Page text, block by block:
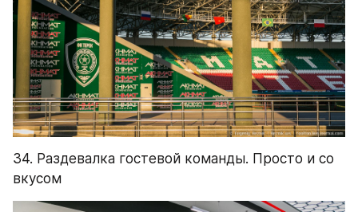
34. Раздевалка гостевой команды. Просто и со
вкусом